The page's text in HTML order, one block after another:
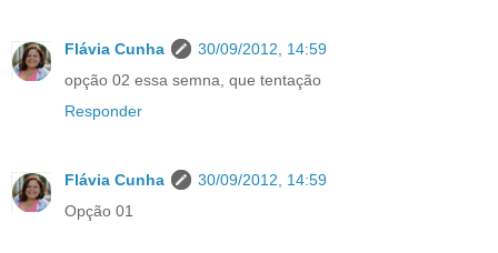
Flávia Cunha
30/09/2012, 14:59
opção 02 essa semna, que tentação
Responder
Flávia Cunha
30/09/2012, 14:59
Opção 01